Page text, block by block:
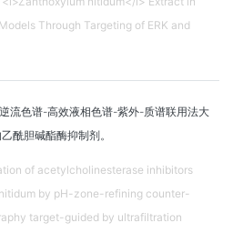
Through Targeting of ERK and
流色谱-高效液相色谱-紫外-质谱联用法大
酰胆碱酯酶抑制剂。
of acetylcholinesterase inhibitors
by pH-zone-refining counter-
target-guided by ultrafiltration